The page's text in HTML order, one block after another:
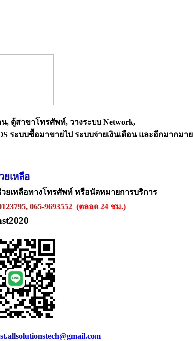
ตู้สาขาโทรศัพท์, วางระบบ Network,
ระบบซื้อมาขายไป ระบบจ่ายเงินเดือน และอีกมากมาย
ยเหลือ
ยเหลือทางโทรศัพท์ หรือนัดหมายการบริการ
065-9693552 (ตลอด 24 ชม.)